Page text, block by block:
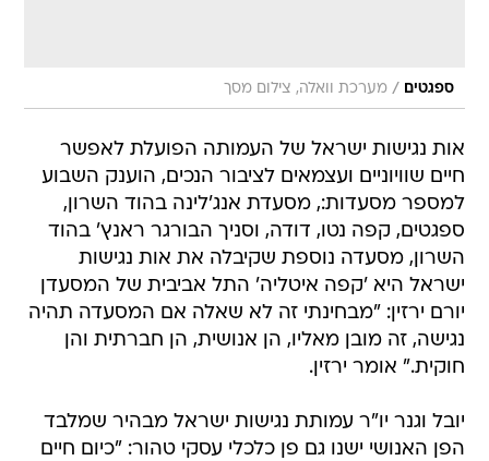
ספגטים / מערכת וואלה, צילום מסך
אות נגישות ישראל של העמותה הפועלת לאפשר
חיים שוויוניים ועצמאים לציבור הנכים, הוענק השבוע
למספר מסעדות:, מסעדת אנג'לינה בהוד השרון,
ספגטים, קפה נטו, דודה, וסניך הבורגר ראנץ' בהוד
השרון, מסעדה נוספת שקיבלה את אות נגישות
ישראל היא 'קפה איטליה' התל אביבית של המסעדן
יורם ירזין: "מבחינתי זה לא שאלה אם המסעדה תהיה
נגישה, זה מובן מאליו, הן אנושית, הן חברתית והן
חוקית." אומר ירזין.
יובל וגנר יו"ר עמותת נגישות ישראל מבהיר שמלבד
הפן האנושי ישנו גם פן כלכלי עסקי טהור: "כיום חיים